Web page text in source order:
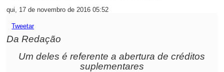
qui, 17 de novembro de 2016 05:52
Tweetar
Da Redação
Um deles é referente a abertura de créditos
suplementares